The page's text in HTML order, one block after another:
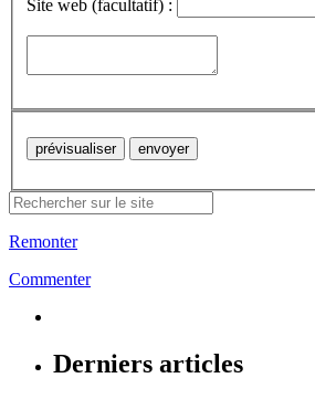
Site web (facultatif) :
Remonter
Commenter
Derniers articles